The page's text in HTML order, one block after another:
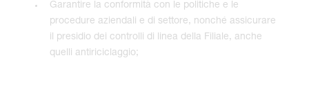
Garantire la conformità con le politiche e le
procedure aziendali e di settore, nonché assicurare
il presidio dei controlli di linea della Filiale, anche
quelli antiriciclaggio;